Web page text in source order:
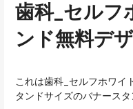
歯科_セルフ
ンド無料デ
これは歯科_セルフホワイ
タンドサイズのバナース